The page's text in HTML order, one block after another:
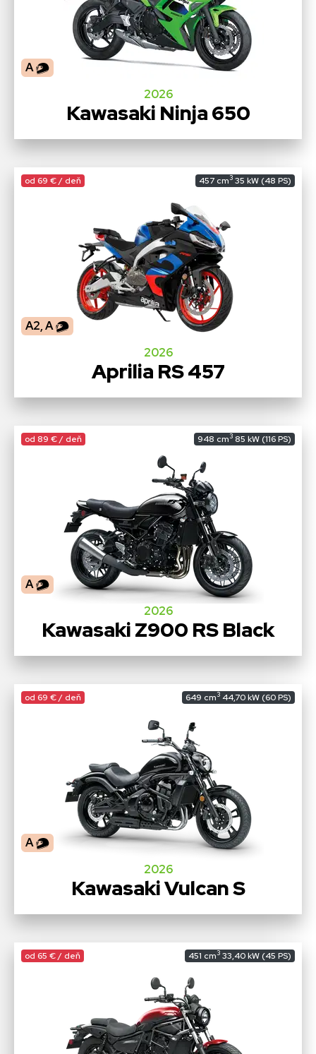
A
2026
Kawasaki Ninja 650
od 69 € / deň 457 cm3 35 kW (48 PS)
A2, A
2026
Aprilia RS 457
od 89 € / deň 948 cm3 85 kW (116 PS)
A
2026
Kawasaki Z900 RS Black
od 69 € / deň 649 cm3 44,70 kW (60 PS)
A
2026
Kawasaki Vulcan S
od 65 € / deň 451 cm3 33,40 kW (45 PS)